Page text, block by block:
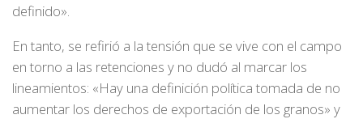
definido».
En tanto, se refirió a la tensión que se vive con el campo
en torno a las retenciones y no dudó al marcar los
lineamientos: «Hay una definición política tomada de no
aumentar los derechos de exportación de los granos» y